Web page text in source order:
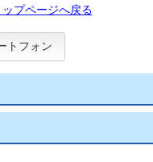
ップページへ戻る
トフォン